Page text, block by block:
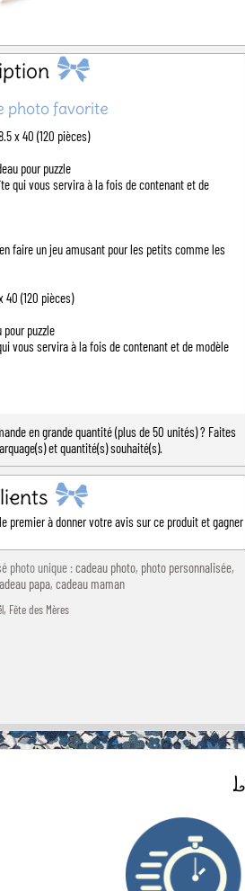
photo favorite
x 40 (120 pièces)
pour puzzle
qui vous servira à la fois de contenant et de
faire un jeu amusant pour les petits comme les
40 (120 pièces)
puzzle
vous servira à la fois de contenant et de modèle
en grande quantité (plus de 50 unités) ? Faites
et quantité(s) souhaité(s).
premier à donner votre avis sur ce produit et gagner
photo unique :cadeau photo, photo personnalisée,
papa, cadeau maman
, Fête des Mères